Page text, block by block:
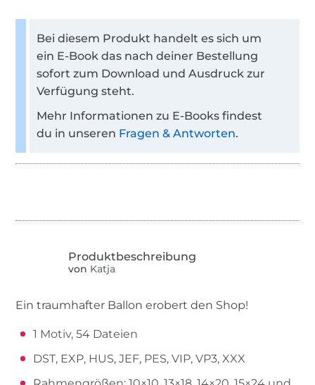
Bei diesem Produkt handelt es sich um
ein E-Book das nach deiner Bestellung
sofort zum Download und Ausdruck zur
Verfügung steht.
Mehr Informationen zu E-Books findest
du in unseren Fragen & Antworten.
von Katja
Ein traumhafter Ballon erobert den Shop!
1 Motiv, 54 Dateien
DST, EXP, HUS, JEF, PES, VIP, VP3, XXX